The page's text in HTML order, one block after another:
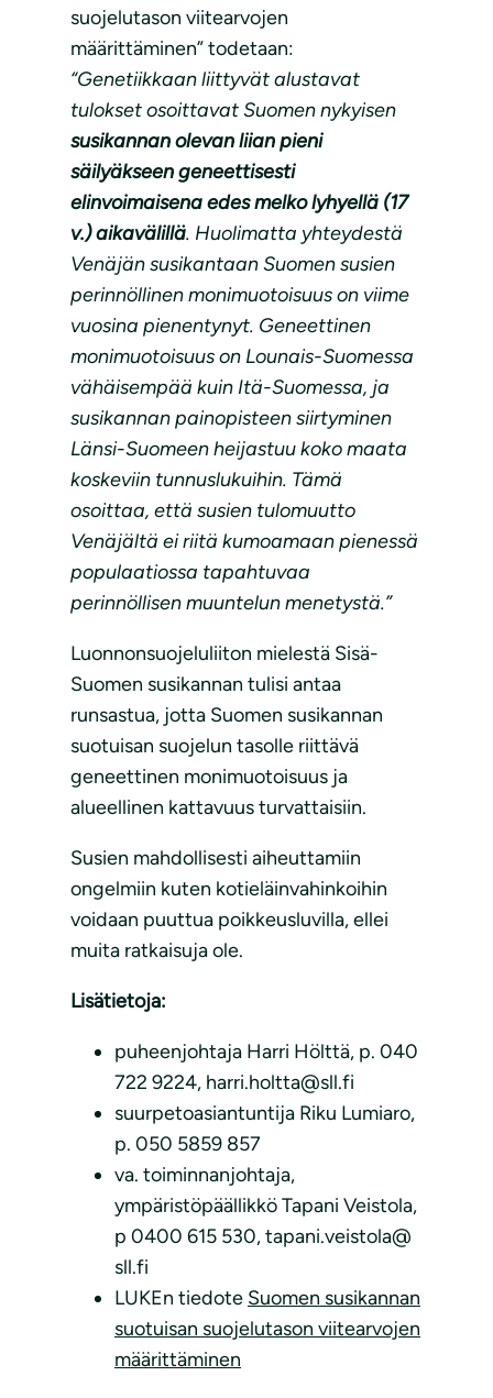
suojelutason viitearvojen
määrittäminen” todetaan:
“Genetiikkaan liittyvät alustavat
tulokset osoittavat Suomen nykyisen
susikannan olevan liian pieni
säilyäkseen geneettisesti
elinvoimaisena edes melko lyhyellä (17
v.) aikavälillä. Huolimatta yhteydestä
Venäjän susikantaan Suomen susien
perinnöllinen monimuotoisuus on viime
vuosina pienentynyt. Geneettinen
monimuotoisuus on Lounais-Suomessa
vähäisempää kuin Itä-Suomessa, ja
susikannan painopisteen siirtyminen
Länsi-Suomeen heijastuu koko maata
koskeviin tunnuslukuihin. Tämä
osoittaa, että susien tulomuutto
Venäjältä ei riitä kumoamaan pienessä
populaatiossa tapahtuvaa
perinnöllisen muuntelun menetystä.”
Luonnonsuojeluliiton mielestä Sisä-
Suomen susikannan tulisi antaa
runsastua, jotta Suomen susikannan
suotuisan suojelun tasolle riittävä
geneettinen monimuotoisuus ja
alueellinen kattavuus turvattaisiin.
Susien mahdollisesti aiheuttamiin
ongelmiin kuten kotieläinvahinkoihin
voidaan puuttua poikkeusluvilla, ellei
muita ratkaisuja ole.
Lisätietoja:
puheenjohtaja Harri Hölttä, p. 040
722 9224, harri.holtta@sll.fi
suurpetoasiantuntija Riku Lumiaro,
p. 050 5859 857
va. toiminnanjohtaja,
ympäristöpäällikkö Tapani Veistola,
p 0400 615 530, tapani.veistola@
sll.fi
LUKEn tiedote Suomen susikannan
suotuisan suojelutason viitearvojen
määrittäminen